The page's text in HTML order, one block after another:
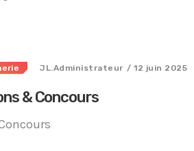
JL.Administrateur / 12 juin 2025
& Concours